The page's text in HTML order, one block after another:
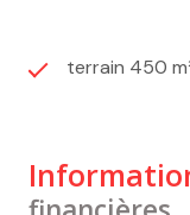
terrain 450